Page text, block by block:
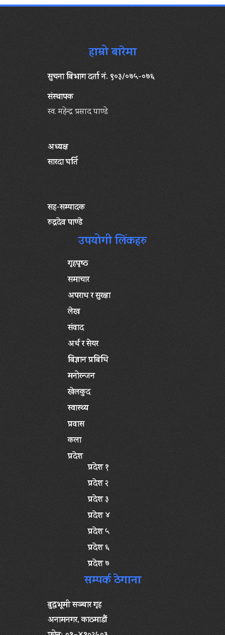
हाम्रो बारेमा
सुचना बिभाग दर्ता नं. ९०३/०७५-०७६
संस्थापक
स्व. महेन्द्र प्रसाद पाण्डे
अध्यक्ष
सारदा घर्ति
सह-सम्पादक
रुद्रदेव पाण्डे
उपयोगी लिंकहरु
गृहपृष्‍ठ
समाचार
अपराध र सुरक्षा
लेख
संवाद
अर्थ र सेयर
बिज्ञान प्रबिधि
मनोरन्जन
खेलकुद
स्वास्थ्य
प्रवास
कला
प्रदेश
प्रदेश १
प्रदेश २
प्रदेश ३
प्रदेश ४
प्रदेश ५
प्रदेश ६
प्रदेश ७
सम्पर्क ठेगाना
बुद्धभूमी सञ्चार गृह
अनामनगर, काठमाडौं